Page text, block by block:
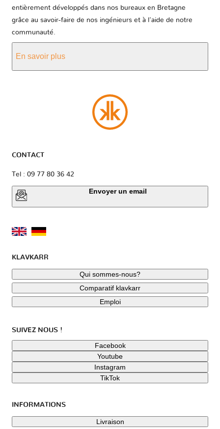
entièrement développés dans nos bureaux en Bretagne
grâce au savoir-faire de nos ingénieurs et à l'aide de notre
communauté.
En savoir plus
CONTACT
Tel : 09 77 80 36 42
Envoyer un email
KLAVKARR
Qui sommes-nous?
Comparatif klavkarr
Emploi
SUIVEZ NOUS !
Facebook
Youtube
Instagram
TikTok
INFORMATIONS
Livraison